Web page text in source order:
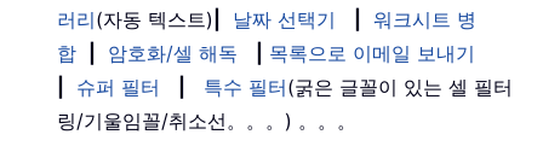
러리(자동 텍스트) 날짜 선택기
워크시트 병
합
암호화/셀 해독
목록으로 이메일 보내기
슈퍼 필터 특수 필터(굵은 글꼴이 있는 셀 필터
링/기울임꼴/취소선。。。) 。。。